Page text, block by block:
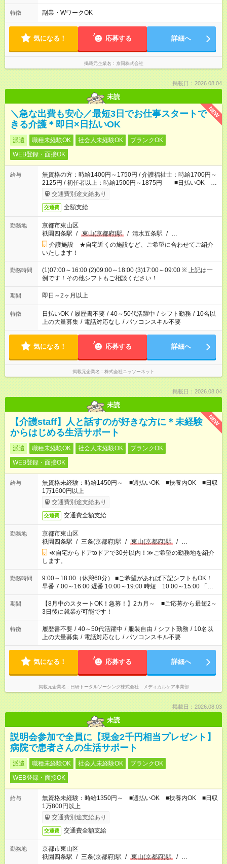
時～15時 など
特徴 副業・WワークOK
気になる！ 応募する 詳細へ
掲載元企業名 京同株式会社
掲載日：2026.08.04
未読
NEW
＼急な出費も安心／最短3日でお仕事スタートで
きる介護＊即日×日払いOK
派遣 職種未経験OK 社会人未経験OK
ブランクOK
WEB登録・面接OK
給与
無資格の方：時給1400円～1750円 / 介護福祉士：時給1700円～
2125円 / 初任者以上：時給1500円～1875円 ■日払いOK ■
日収例：1万1200円（時給1400円×8h）
交通費別途支給あり
交通費 全額支給
勤務地
京都市東山区
祇園四条駅 / 東山(京都府)駅 / 清水五条駅 / …
介護施設 ★自宅近くの施設など、ご希望に合わせてご紹介
いたします！
勤務時間
(1)07:00～16:00 (2)09:00～18:00 (3)17:00～09:00 ※ 上記は一
例です！その他シフトもご相談ください！
期間 即日～2ヶ月以上
特徴 日払いOK / 履歴書不要 / 40～50代活躍中 / シフト勤務 / 10名以
上の大量募集 / 電話対応なし / パソコンスキル不要
気になる！ 応募する 詳細へ
掲載元企業名 株式会社ニッソーネット
掲載日：2026.08.04
未読
NEW
【介護staff】人と話すのが好きな方に＊未経験
からはじめる生活サポート
派遣 職種未経験OK 社会人未経験OK
ブランクOK
WEB登録・面接OK
給与
無資格未経験：時給1450円～ ■週払いOK ■扶養内OK ■日収
1万1600円以上
交通費別途支給あり
交通費 交通費全額支給
勤務地
京都市東山区
祇園四条駅 / 三条(京都府)駅 / 東山(京都府)駅 / …
≪自宅からドアtoドアで30分以内！≫ご希望の勤務地を紹介
します。
勤務時間
9:00～18:00（休憩60分） ■ご希望があれば下記シフトもOK！
早番 7:00～16:00 遅番 10:00～19:00 時短 10:00～15:00 「家
族と休みを合わせたい」 「余裕を持って夕飯の準備がしたい」
「できれば残業はしたくない」 など、ご希望を教えてください
ね。 ※Wワーク希望の方へ 今ご覧のお仕事で希望する勤務時間
と、もう1つのお仕事の勤務時間。 合計で週40時間を超える場
合は応募できません。
期間
【8月中のスタートOK！急募！】2カ月～ ■ご応募から最短2～
3日後に就業が可能です！
特徴 履歴書不要 / 40～50代活躍中 / 服装自由 / シフト勤務 / 10名以
上の大量募集 / 電話対応なし / パソコンスキル不要
気になる！ 応募する 詳細へ
掲載元企業名 日研トータルソーシング株式会社 メディカルケア事業部
掲載日：2026.08.03
未読
説明会参加で全員に【現金2千円相当プレゼント】
病院で患者さんの生活サポート
派遣 職種未経験OK 社会人未経験OK
ブランクOK
WEB登録・面接OK
給与
無資格未経験：時給1350円～ ■週払いOK ■扶養内OK ■日収
1万800円以上
交通費別途支給あり
交通費 交通費全額支給
勤務地
京都市東山区
祇園四条駅 / 三条(京都府)駅 / 東山(京都府)駅 / …